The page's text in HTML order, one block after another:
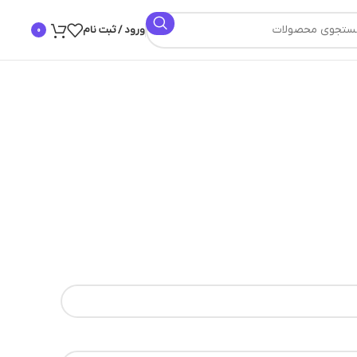
ورود / ثبت نام 0